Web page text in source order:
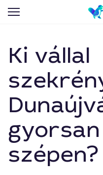
Ki vállal
szépen?